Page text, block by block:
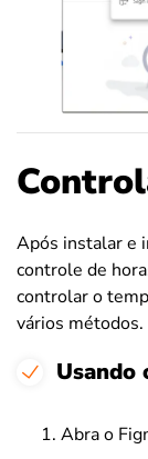
Após instalar e
controle de
controlar o
vários métodos.
Usando
Abra o